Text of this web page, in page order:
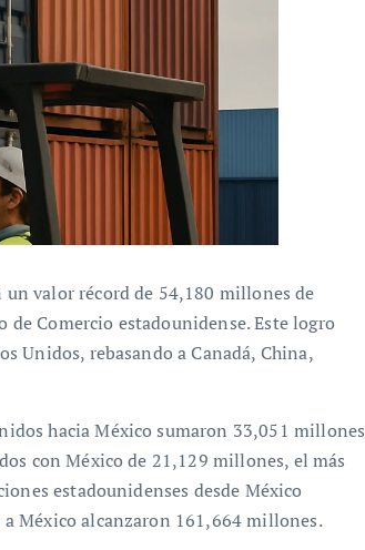
un valor récord de 54,180 millones de
Comercio estadounidense. Este logro
Unidos, rebasando a Canadá, China,
hacia México sumaron 33,051 millones
con México de 21,129 millones, el más
estadounidenses desde México
México alcanzaron 161,664 millones.